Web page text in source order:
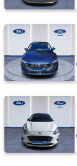
Titanium
PWS
MCA 120
CC
1.5 TDCi
Titanium
X
1.5 TI-VCT
TITANIUM
OTOMATIK
1.5 TI-
VCT
TREND
X
1.5